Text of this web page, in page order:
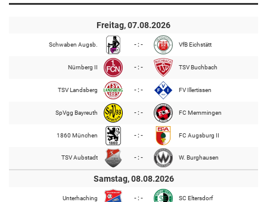
Freitag, 07.08.2026
Schwaben Augsb. - : - VfB Eichstätt
Nürnberg II - : - TSV Buchbach
TSV Landsberg - : - FV Illertissen
SpVgg Bayreuth - : - FC Memmingen
1860 München - : - FC Augsburg II
TSV Aubstadt - : - W. Burghausen
Samstag, 08.08.2026
Unterhaching - : - SC Eltersdorf